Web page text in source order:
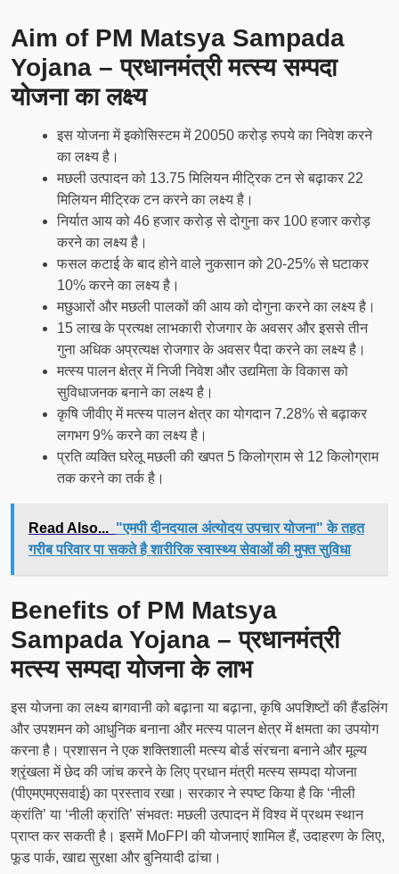
Aim of PM Matsya Sampada
Yojana – प्रधानमंत्री मत्स्य सम्पदा
योजना का लक्ष्य
इस योजना में इकोसिस्टम में 20050 करोड़ रुपये का निवेश करने
का लक्ष्य है।
मछली उत्पादन को 13.75 मिलियन मीट्रिक टन से बढ़ाकर 22
मिलियन मीट्रिक टन करने का लक्ष्य है।
निर्यात आय को 46 हजार करोड़ से दोगुना कर 100 हजार करोड़
करने का लक्ष्य है।
फसल कटाई के बाद होने वाले नुकसान को 20-25% से घटाकर
10% करने का लक्ष्य है।
मछुआरों और मछली पालकों की आय को दोगुना करने का लक्ष्य है।
15 लाख के प्रत्यक्ष लाभकारी रोजगार के अवसर और इससे तीन
गुना अधिक अप्रत्यक्ष रोजगार के अवसर पैदा करने का लक्ष्य है।
मत्स्य पालन क्षेत्र में निजी निवेश और उद्यमिता के विकास को
सुविधाजनक बनाने का लक्ष्य है।
कृषि जीवीए में मत्स्य पालन क्षेत्र का योगदान 7.28% से बढ़ाकर
लगभग 9% करने का लक्ष्य है।
प्रति व्यक्ति घरेलू मछली की खपत 5 किलोग्राम से 12 किलोग्राम
तक करने का तर्क है।
Read Also... "एमपी दीनदयाल अंत्योदय उपचार योजना" के तहत
गरीब परिवार पा सकते है शारीरिक स्वास्थ्य सेवाओं की मुफ्त सुविधा
Benefits of PM Matsya
Sampada Yojana – प्रधानमंत्री
मत्स्य सम्पदा योजना के लाभ
इस योजना का लक्ष्य बागवानी को बढ़ाना या बढ़ाना, कृषि अपशिष्टों की हैंडलिंग
और उपशमन को आधुनिक बनाना और मत्स्य पालन क्षेत्र में क्षमता का उपयोग
करना है। प्रशासन ने एक शक्तिशाली मत्स्य बोर्ड संरचना बनाने और मूल्य
श्रृंखला में छेद की जांच करने के लिए प्रधान मंत्री मत्स्य सम्पदा योजना
(पीएमएमएसवाई) का प्रस्ताव रखा। सरकार ने स्पष्ट किया है कि ‘नीली
क्रांति’ या ‘नीली क्रांति’ संभवतः मछली उत्पादन में विश्व में प्रथम स्थान
प्राप्त कर सकती है। इसमें MoFPI की योजनाएं शामिल हैं, उदाहरण के लिए,
फूड पार्क, खाद्य सुरक्षा और बुनियादी ढांचा।